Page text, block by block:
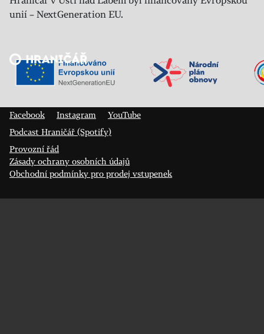
unií – NextGeneration EU.
Veřejný sál Hraničář, spolek
Facebook
Instagram
YouTube
Podcast Hraničář (Spotify)
Provozní řád
Zásady ochrany osobních údajů
Obchodní podmínky pro prodej vstupenek